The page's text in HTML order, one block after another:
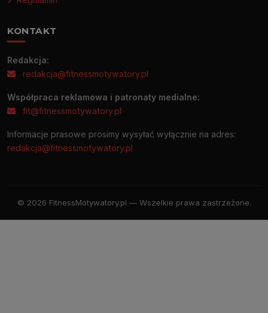
KONTAKT
Redakcja:
redakcja@fitnessmotywatory.pl
Współpraca reklamowa i patronaty medialne:
fit@fitnessmotywatory.pl
Informacje prasowe prosimy wysyłać wyłącznie na adres:
redakcja@fitnessmotywatory.pl
© 2026 FitnessMotywatory.pl — Wszelkie prawa zastrzeżone.